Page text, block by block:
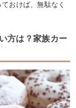
おけば、無駄なく
方は？家族カー